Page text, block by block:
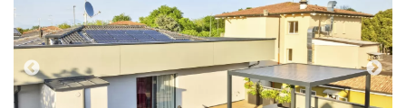
Previous